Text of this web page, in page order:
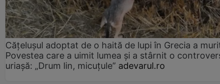
Cățelușul adoptat de o haită de lupi în Grecia a
Povestea care a uimit lumea și a stârnit o
uriașă: „Drum lin, micuțule” adevarul.ro